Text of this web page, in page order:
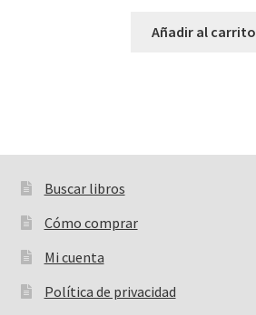
Añadir al carrito
Buscar libros
Buscar:
Cómo comprar
Mi cuenta
Política de privacidad